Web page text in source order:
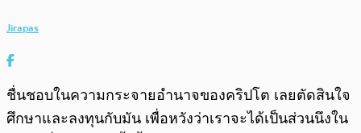
Jirapas
ชื่นชอบในความกระจายอำนาจของคริปโต เลยตัดสินใจ
ศึกษาและลงทุนกับมัน เพื่อหวังว่าเราจะได้เป็นส่วนนึงใน